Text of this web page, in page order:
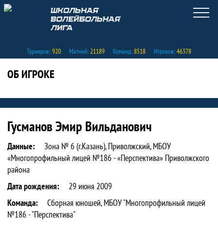
Турниров:920 Матчей:21189 Команд:8518 Игроков:46378
ОБ ИГРОКЕ
Статистика игрока Гусманов Эмир
Гусманов Эмир Вильданович
Данные:
Зона № 6 (г.Казань), Приволжский, МБОУ
«Многопрофильный лицей №186 - «Перспектива» Приволжского
района
Дата рождения:
29 июня 2009
Команда:
Сборная юношей, МБОУ "Многопрофильный лицей
№186 - "Перспектива"